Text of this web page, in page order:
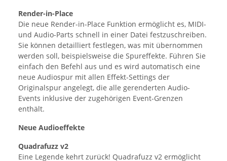
Render-in-Place
Die neue Render-in-Place Funktion ermöglicht es, MIDI-
und Audio-Parts schnell in einer Datei festzuschreiben.
Sie können detailliert festlegen, was mit übernommen
werden soll, beispielsweise die Spureffekte. Führen Sie
einfach den Befehl aus und es wird automatisch eine
neue Audiospur mit allen Effekt-Settings der
Originalspur angelegt, die alle gerenderten Audio-
Events inklusive der zugehörigen Event-Grenzen
enthält.
Neue Audioeffekte
Quadrafuzz v2
Eine Legende kehrt zurück! Quadrafuzz v2 ermöglicht